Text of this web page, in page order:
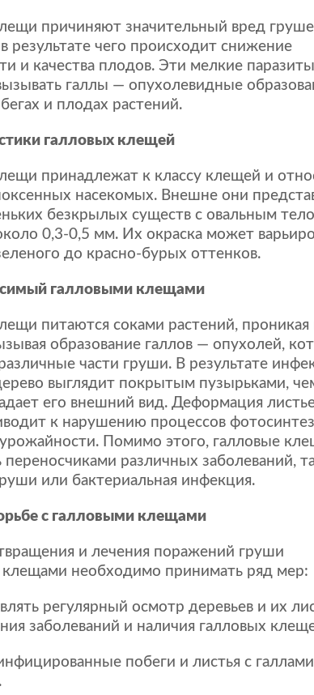
причиняют значительный вред
результате чего происходит снижение
и качества плодов. Эти мелкие паразиты
галлы — опухолевидные
и плодах растений.
галловых клещей
принадлежат к классу клещей и
насекомых. Внешне они
безкрылых существ с овальным
0,3-0,5 мм. Их окраска может
до красно-бурых оттенков.
галловыми клещами
питаются соками растений, проникая
образование галлов — опухолей,
части груши. В результате
выглядит покрытым пузырьками,
его внешний вид. Деформация
к нарушению процессов
Помимо этого, галловые
переносчиками различных заболеваний,
или бактериальная инфекция.
с галловыми клещами
и лечения поражений груши
необходимо принимать ряд мер:
регулярный осмотр деревьев и их
заболеваний и наличия галловых
побеги и листья с